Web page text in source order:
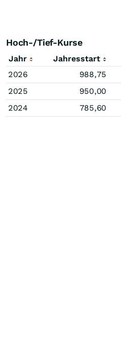
Hoch-/Tief-Kurse
Jahr Jahresstart
2026
988,75
2025
950,00
2024
785,60